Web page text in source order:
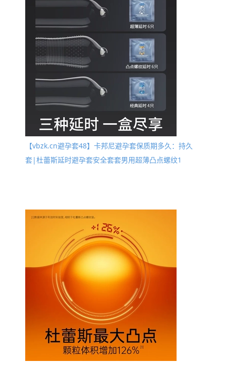
【vbzk.cn避孕套48】卡邦尼避孕套保质期多久：持久
套|杜蕾斯延时避孕套安全套套男用超薄凸点螺纹1